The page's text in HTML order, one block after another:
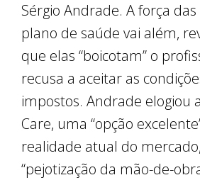
Sérgio Andrade. A força
plano de saúde vai além,
que elas “boicotam” o
recusa a aceitar as
impostos. Andrade elogiou
Care, uma “opção
realidade atual do
“pejotização da mão-de-